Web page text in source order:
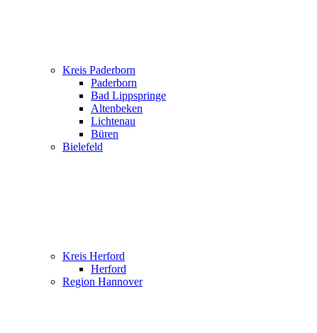
Kreis Paderborn
Paderborn
Bad Lippspringe
Altenbeken
Lichtenau
Büren
Bielefeld
Kreis Herford
Herford
Region Hannover